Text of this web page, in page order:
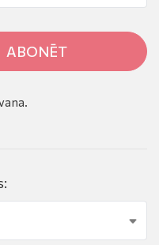
ABONĒT